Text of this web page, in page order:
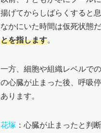
揚げてからしばらくすると
なかにいた時間は仮死状態
とを指します。
一方、細胞や組織レベルで
の心臓が止まった後、呼吸
あります。
花塚 ：心臓が止まったと判